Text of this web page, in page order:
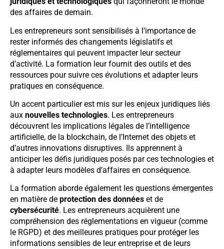
des affaires de demain.
Les entrepreneurs sont sensibilisés à l’importance de
rester informés des changements législatifs et
réglementaires qui peuvent impacter leur secteur
d’activité. La formation leur fournit des outils et des
ressources pour suivre ces évolutions et adapter leurs
pratiques en conséquence.
Un accent particulier est mis sur les enjeux juridiques liés
aux nouvelles technologies. Les entrepreneurs
découvrent les implications légales de l’intelligence
artificielle, de la blockchain, de l’Internet des objets et
d’autres innovations disruptives. Ils apprennent à
anticiper les défis juridiques posés par ces technologies et
à adapter leurs modèles d’affaires en conséquence.
La formation aborde également les questions émergentes
en matière de protection des données et de
cybersécurité. Les entrepreneurs acquièrent une
compréhension des réglementations en vigueur (comme
le RGPD) et des meilleures pratiques pour protéger les
informations sensibles de leur entreprise et de leurs